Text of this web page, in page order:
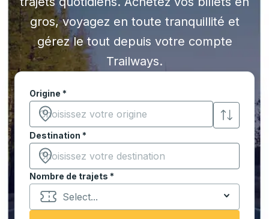
gros, voyagez en toute tranquillité et
gérez le tout depuis votre compte
Trailways.
Origine *
Commencez à saisir la ville d'origine pour ouvrir
Commencez à saisir la ville d'origine pour ouvrir
Destination *
Commencez à saisir la ville de destination pour
Commencez à saisir la ville de destination pour
Nombre de trajets *
Select...